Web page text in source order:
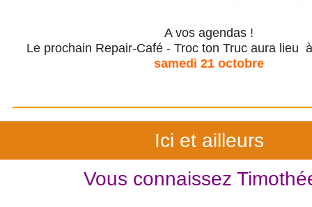
A vos agendas !
Le prochain Repair-Café - Troc ton Truc aura lieu
samedi 21 octobre
Ici et ailleurs
Vous connaissez